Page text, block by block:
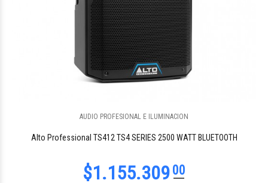
AUDIO PROFESIONAL E ILUMINACION
Alto Professional TS412 TS4 SERIES 2500 WATT BLUETOOTH